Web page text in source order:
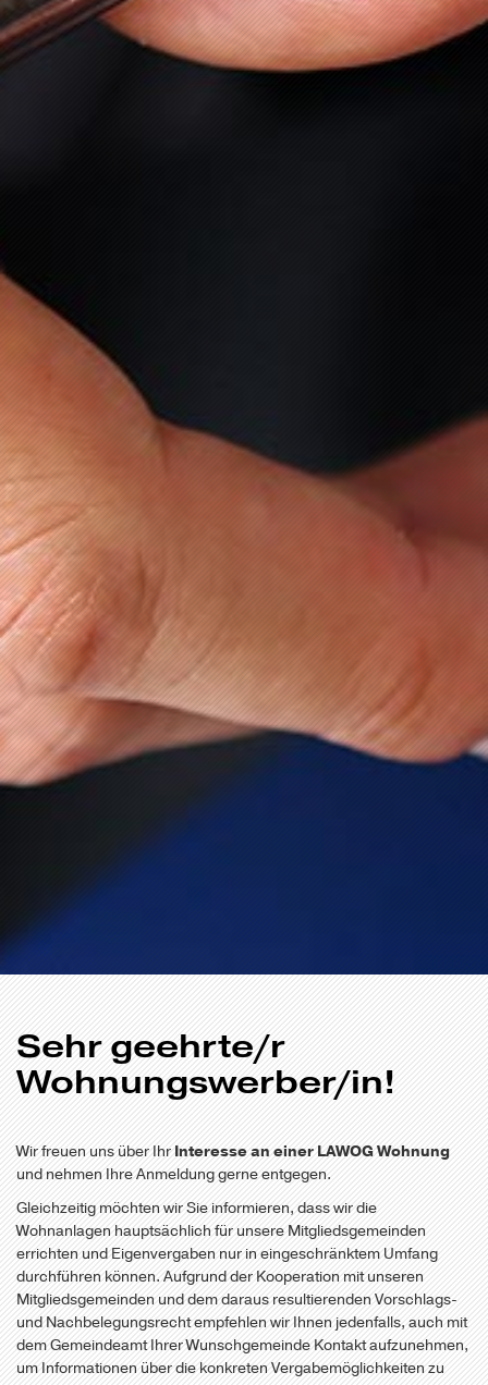
Sehr geehrte/r
Wohnungswerber/in!
Wir freuen uns über Ihr Interesse an einer LAWOG Wohnung
und nehmen Ihre Anmeldung gerne entgegen.
Gleichzeitig möchten wir Sie informieren, dass wir die
Wohnanlagen hauptsächlich für unsere Mitgliedsgemeinden
errichten und Eigenvergaben nur in eingeschränktem Umfang
durchführen können. Aufgrund der Kooperation mit unseren
Mitgliedsgemeinden und dem daraus resultierenden Vorschlags-
und Nachbelegungsrecht empfehlen wir Ihnen jedenfalls, auch mit
dem Gemeindeamt Ihrer Wunschgemeinde Kontakt aufzunehmen,
um Informationen über die konkreten Vergabemöglichkeiten zu